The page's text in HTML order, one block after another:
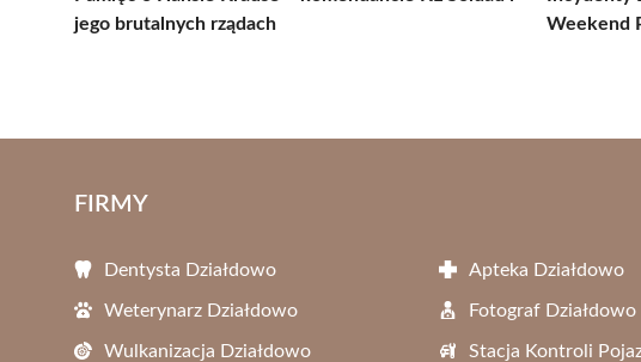
jego brutalnych rządach
Weekend
FIRMY
Dentysta Działdowo Apteka Działdowo
Weterynarz Działdowo Fotograf Działdowo
Wulkanizacja Działdowo Stacja Kontroli